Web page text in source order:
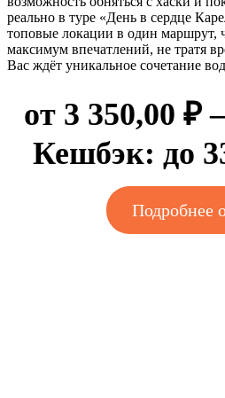
реально в туре «День в сердце
топовые локации в один маршрут,
максимум впечатлений, не тратя
Вас ждёт уникальное сочетание
от 3 350,00₽
Кешбэк: до
Подробнее